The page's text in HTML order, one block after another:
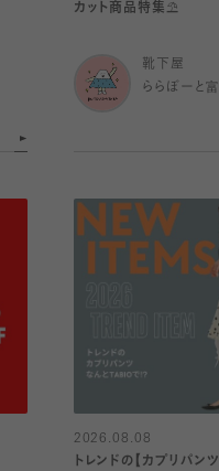
カット商品特集⛱️
靴下屋
ららぽーと
2026.08.08
トレンドの【カプリパン